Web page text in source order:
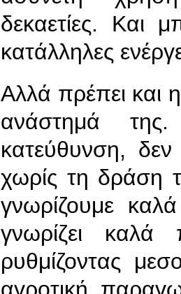
δεκαετίες. Και
κατάλληλες
Αλλά πρέπει και
ανάστημά
κατεύθυνση, δεν
χωρίς τη δράση
γνωρίζουμε
γνωρίζει καλά
ρυθμίζοντας
αγροτική